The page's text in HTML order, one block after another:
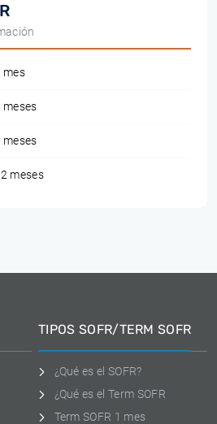
mes
meses
meses
meses
TIPOS SOFR/TERM SOFR
¿Qué es el SOFR?
¿Qué es el Term SOFR
Term SOFR 1 mes